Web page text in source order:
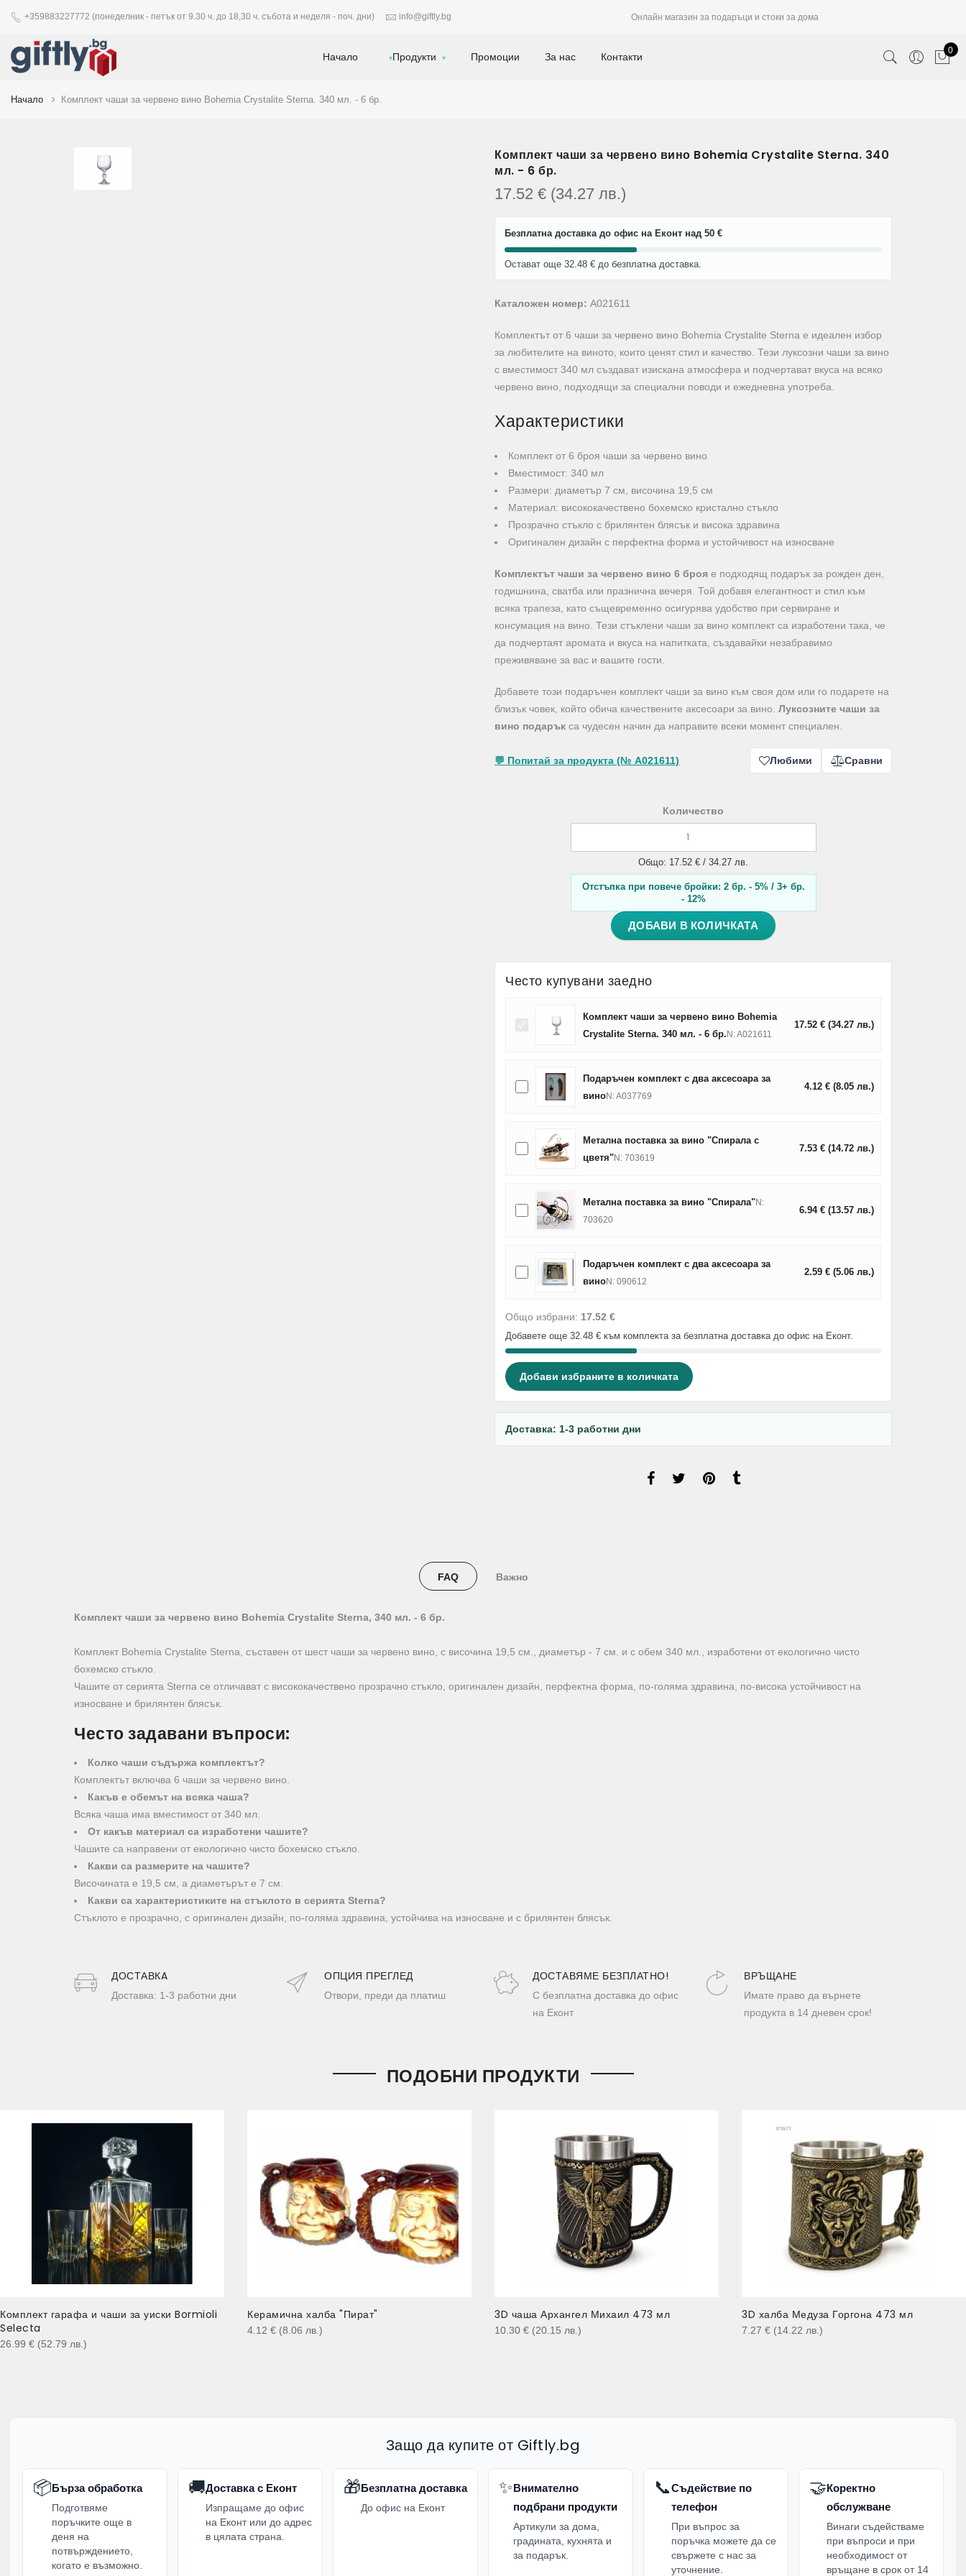
+359883227772 (понеделник - петък от 9.30 ч. до 18,30 ч. събота и неделя - поч. дни) info@giftly.bg Онлайн магазин за подаръци и стоки за дома
Начало Продукти Промоции За нас Контакти 0
Начало Комплект чаши за червено вино Bohemia Crystalite Sterna. 340 мл. - 6 бр.
Комплект чаши за червено вино Bohemia Crystalite Sterna. 340
мл. - 6 бр.
17.52 € (34.27 лв.)
Безплатна доставка до офис на Еконт над 50 €
Остават още 32.48 € до безплатна доставка.
Каталожен номер: A021611
Комплектът от 6 чаши за червено вино Bohemia Crystalite Sterna е идеален избор
за любителите на виното, които ценят стил и качество. Тези луксозни чаши за вино
с вместимост 340 мл създават изискана атмосфера и подчертават вкуса на всяко
червено вино, подходящи за специални поводи и ежедневна употреба.
Характеристики
Комплект от 6 броя чаши за червено вино
Вместимост: 340 мл
Размери: диаметър 7 см, височина 19,5 см
Материал: висококачествено бохемско кристално стъкло
Прозрачно стъкло с брилянтен блясък и висока здравина
Оригинален дизайн с перфектна форма и устойчивост на износване
Комплектът чаши за червено вино 6 броя е подходящ подарък за рожден ден,
годишнина, сватба или празнична вечеря. Той добавя елегантност и стил към
всяка трапеза, като същевременно осигурява удобство при сервиране и
консумация на вино. Тези стъклени чаши за вино комплект са изработени така, че
да подчертаят аромата и вкуса на напитката, създавайки незабравимо
преживяване за вас и вашите гости.
Добавете този подаръчен комплект чаши за вино към своя дом или го подарете на
близък човек, който обича качествените аксесоари за вино. Луксозните чаши за
вино подарък са чудесен начин да направите всеки момент специален.
💬 Попитай за продукта (№ A021611) Любими Сравни
Количество
Общо: 17.52 € / 34.27 лв.
Отстъпка при повече бройки: 2 бр. - 5% / 3+ бр.
- 12%
ДОБАВИ В КОЛИЧКАТА
Често купувани заедно
Комплект чаши за червено вино Bohemia
Crystalite Sterna. 340 мл. - 6 бр. N: A021611
17.52 € (34.27 лв.)
Подаръчен комплект с два аксесоара за
виноN: A037769
4.12 € (8.05 лв.)
Метална поставка за вино "Спирала с
цветя"N: 703619
7.53 € (14.72 лв.)
Метална поставка за вино "Спирала"N:
703620
6.94 € (13.57 лв.)
Подаръчен комплект с два аксесоара за
виноN: 090612
2.59 € (5.06 лв.)
Общо избрани: 17.52 €
Добавете още 32.48 € към комплекта за безплатна доставка до офис на Еконт.
Добави избраните в количката
Доставка: 1-3 работни дни
FAQ Важно
Комплект чаши за червено вино Bohemia Crystalite Sterna, 340 мл. - 6 бр.
Комплект Bohemia Crystalite Sterna, съставен от шест чаши за червено вино, с височина 19,5 см., диаметър - 7 см. и с обем 340 мл., изработени от екологично чисто
бохемско стъкло.
Чашите от серията Sterna се отличават с висококачествено прозрачно стъкло, оригинален дизайн, перфектна форма, по-голяма здравина, по-висока устойчивост на
износване и брилянтен блясък.
Често задавани въпроси:
Колко чаши съдържа комплектът?
Комплектът включва 6 чаши за червено вино.
Какъв е обемът на всяка чаша?
Всяка чаша има вместимост от 340 мл.
От какъв материал са изработени чашите?
Чашите са направени от екологично чисто бохемско стъкло.
Какви са размерите на чашите?
Височината е 19,5 см, а диаметърът е 7 см.
Какви са характеристиките на стъклото в серията Sterna?
Стъклото е прозрачно, с оригинален дизайн, по-голяма здравина, устойчива на износване и с брилянтен блясък.
ДОСТАВКA
Доставка: 1-3 работни дни
ОПЦИЯ ПРЕГЛЕД
Отвори, преди да платиш
ДОСТАВЯМЕ БЕЗПЛАТНО!
С безплатна доставка до офис
на Еконт
ВРЪЩАНЕ
Имате право да върнете
продукта в 14 дневен срок!
ПОДОБНИ ПРОДУКТИ
Комплект гарафа и чаши за уиски Bormioli
Selecta
26.99 € (52.79 лв. )
Керамична халба "Пират"
4.12 € (8.06 лв. )
3D чаша Архангел Михаил 473 мл
10.30 € (20.15 лв. )
3D халба Медуза Горгона 473 мл
7.27 € (14.22 лв. )
Защо да купите от Giftly.bg
📦Бърза обработка
Подготвяме
поръчките още в
деня на
потвърждението,
когато е възможно.
🚚Доставка с Еконт
Изпращаме до офис
на Еконт или до адрес
в цялата страна.
🎁Безплатна доставка
До офис на Еконт
✨Внимателно
подбрани продукти
Артикули за дома,
градината, кухнята и
за подарък.
📞Съдействие по
телефон
При въпрос за
поръчка можете да се
свържете с нас за
уточнение.
🤝Коректно
обслужване
Винаги съдействаме
при въпроси и при
необходимост от
връщане в срок от 14